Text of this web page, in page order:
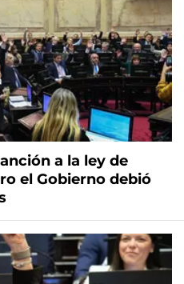
a la ley de
el Gobierno debió